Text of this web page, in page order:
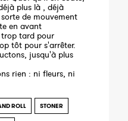
plus là , déjà
de mouvement
en avant
trop tard pour
tôt pour s'arrêter.
jusqu'à plus
rien : ni fleurs, ni
ROLL STONER